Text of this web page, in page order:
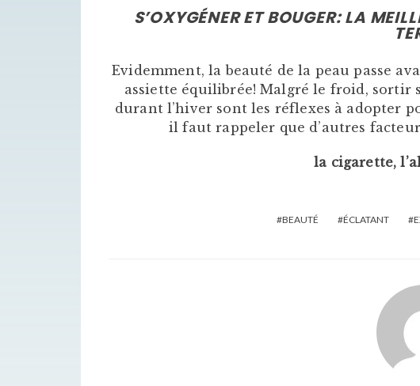
S’OXYGÉNER ET BOUGER: LA
Evidemment, la beauté de la peau passe
assiette équilibrée! Malgré le froid, sortir
durant l’hiver sont les réflexes à adopter
il faut rappeler que d’autres
la cigarette,
BEAUTÉ ÉCLATANT